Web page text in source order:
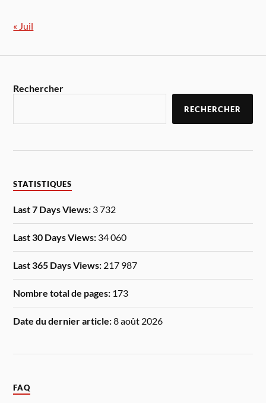
« Juil
Rechercher
RECHERCHER
STATISTIQUES
Last 7 Days Views: 3 732
Last 30 Days Views: 34 060
Last 365 Days Views: 217 987
Nombre total de pages: 173
Date du dernier article:8 août 2026
FAQ